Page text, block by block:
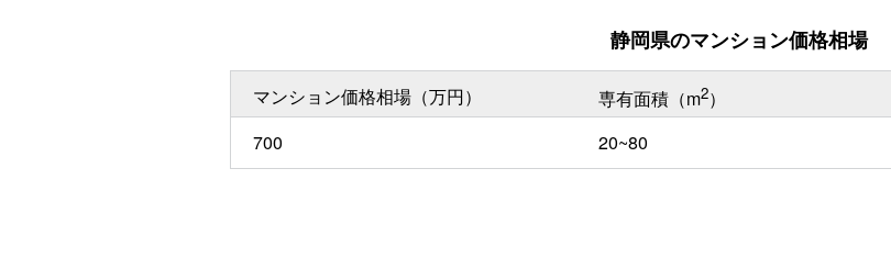
静岡県のマンション価格相場
マンション価格相場（万円） 専有面積（m2）
700
20~80